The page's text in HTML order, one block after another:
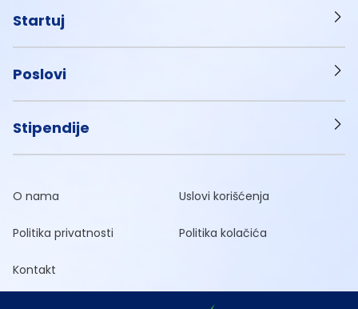
Startuj
Poslovi
Stipendije
O nama Uslovi korišćenja
Politika privatnosti Politika kolačića
Kontakt